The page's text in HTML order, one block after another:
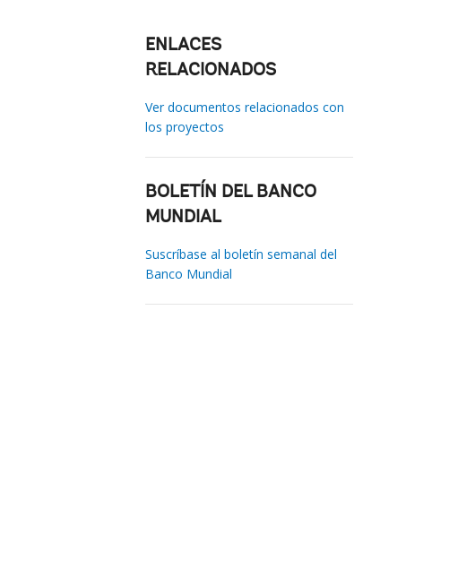
ENLACES
RELACIONADOS
Ver documentos relacionados con
los proyectos
BOLETÍN DEL BANCO
MUNDIAL
Suscríbase al boletín semanal del
Banco Mundial